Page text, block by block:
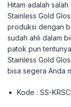
Hitam adalah
Stainless Gold
produksi dengan
sudah ahli dalam
patok pun
Stainless Gold
bisa segera Anda
Kode : SS-